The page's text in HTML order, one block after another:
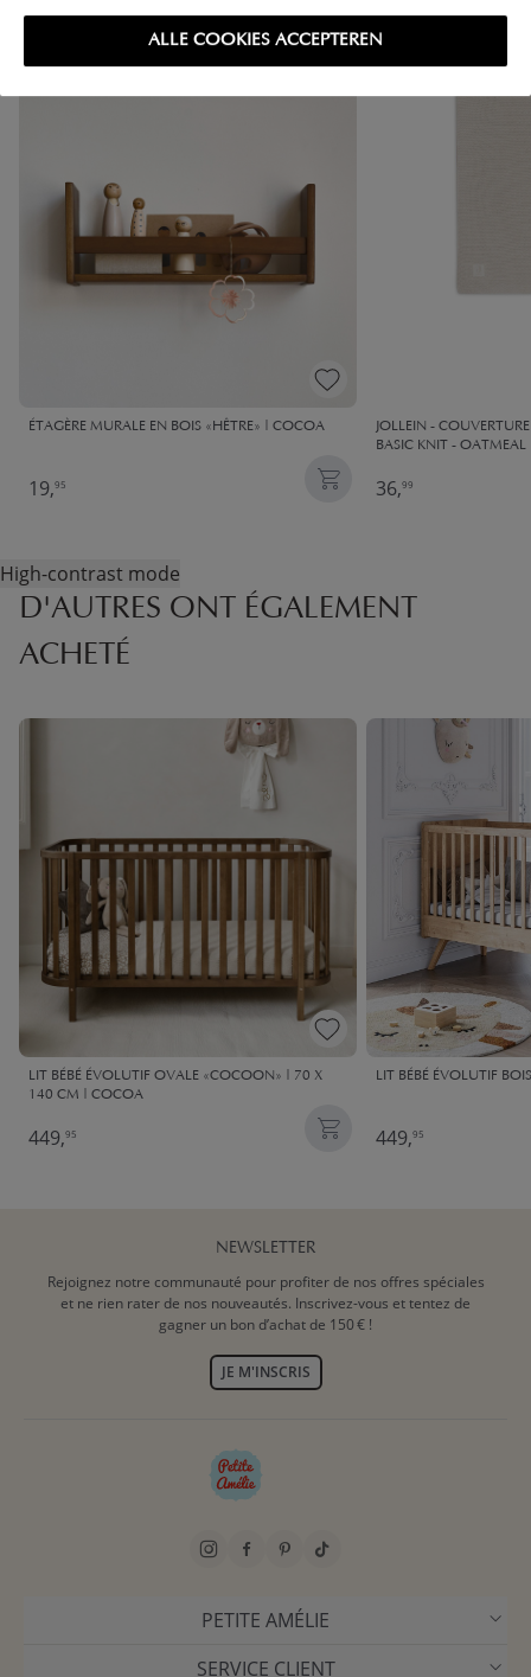
ALLE COOKIES ACCEPTEREN
SOUVENT ACHETÉS ENSEMBLE
ÉTAGÈRE MURALE EN BOIS «HÊTRE» | COCOA
19,95
JOLLEIN -
BASIC KNIT - OATMEAL
36,99
High-contrast mode
D'AUTRES ONT ÉGALEMENT
ACHETÉ
LIT BÉBÉ ÉVOLUTIF OVALE «COCOON» | 70 X
140 CM | COCOA
449,95
LIT BÉBÉ ÉVOLUTIF
449,95
NEWSLETTER
Rejoignez notre communauté pour profiter de nos offres spéciales
et ne rien rater de nos nouveautés. Inscrivez-vous et tentez de
gagner un bon d’achat de 150 € !
JE M'INSCRIS
PETITE AMÉLIE
SERVICE CLIENT